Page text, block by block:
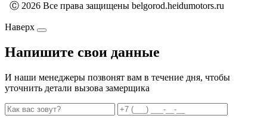
Ⓒ 2026 Все права защищены belgorod.heidumotors.ru
Наверх
Напишите свои данные
И наши менеджеры позвонят вам в течение дня, чтобы
уточнить детали вызова замерщика